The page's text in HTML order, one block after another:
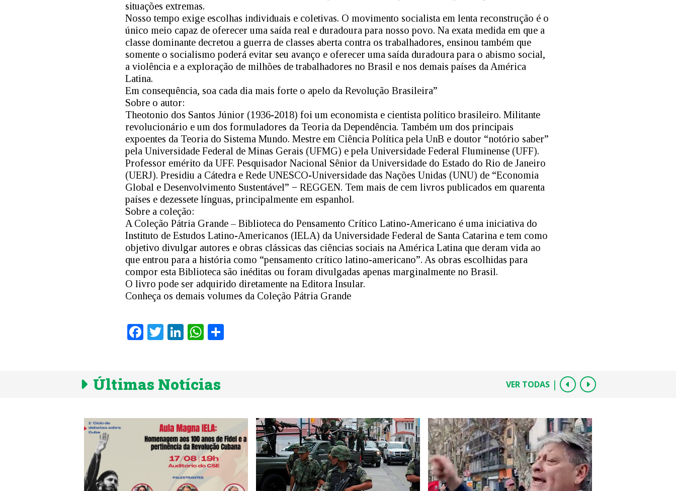
situações extremas.
Nosso tempo exige escolhas individuais e coletivas. O movimento socialista em lenta reconstrução é o
único meio capaz de oferecer uma saída real e duradoura para nosso povo. Na exata medida em que a
classe dominante decretou a guerra de classes aberta contra os trabalhadores, ensinou também que
somente o socialismo poderá evitar seu avanço e oferecer uma saída duradoura para o abismo social,
a violência e a exploração de milhões de trabalhadores no Brasil e nos demais países da América
Latina.
Em consequência, soa cada dia mais forte o apelo da Revolução Brasileira”
Sobre o autor:
Theotonio dos Santos Júnior (1936-2018) foi um economista e cientista político brasileiro. Militante
revolucionário e um dos formuladores da Teoria da Dependência. Também um dos principais
expoentes da Teoria do Sistema Mundo. Mestre em Ciência Política pela UnB e doutor “notório saber”
pela Universidade Federal de Minas Gerais (UFMG) e pela Universidade Federal Fluminense (UFF).
Professor emérito da UFF. Pesquisador Nacional Sênior da Universidade do Estado do Rio de Janeiro
(UERJ). Presidiu a Cátedra e Rede UNESCO-Universidade das Nações Unidas (UNU) de “Economia
Global e Desenvolvimento Sustentável” − REGGEN. Tem mais de cem livros publicados em quarenta
países e dezessete línguas, principalmente em espanhol.
Sobre a coleção:
A Coleção Pátria Grande – Biblioteca do Pensamento Crítico Latino-Americano é uma iniciativa do
Instituto de Estudos Latino-Americanos (IELA) da Universidade Federal de Santa Catarina e tem como
objetivo divulgar autores e obras clássicas das ciências sociais na América Latina que deram vida ao
que entrou para a história como “pensamento crítico latino-americano”. As obras escolhidas para
compor esta Biblioteca são inéditas ou foram divulgadas apenas marginalmente no Brasil.
O livro pode ser adquirido diretamente na Editora Insular.
Conheça os demais volumes da Coleção Pátria Grande
Facebook
TwitterLinkedInWhatsApp
Últimas Notícias VER TODAS |